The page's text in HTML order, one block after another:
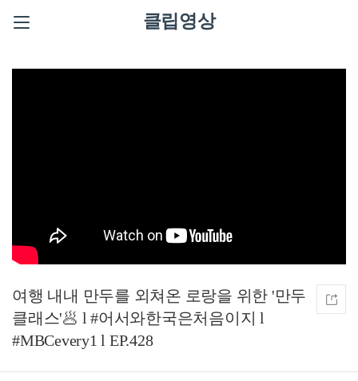
클립영상
여행 내내 만두를 외쳐온 로랑을 위한 '만두
클래스'🥟 l #어서와한국은처음이지 l
#MBCevery1 l EP.428